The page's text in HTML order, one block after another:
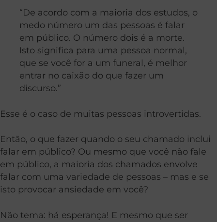
“De acordo com a maioria dos estudos, o
medo número um das pessoas é falar
em público. O número dois é a morte.
Isto significa para uma pessoa normal,
que se você for a um funeral, é melhor
entrar no caixão do que fazer um
discurso.”
Esse é o caso de muitas pessoas introvertidas.
Então, o que fazer quando o seu chamado inclui
falar em público? Ou mesmo que você não fale
em público, a maioria dos chamados envolve
falar com uma variedade de pessoas – mas e se
isto provocar ansiedade em você?
Não tema: há esperança! E mesmo que ser